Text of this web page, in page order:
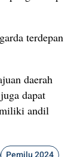
terdepan
daerah
dapat
andil